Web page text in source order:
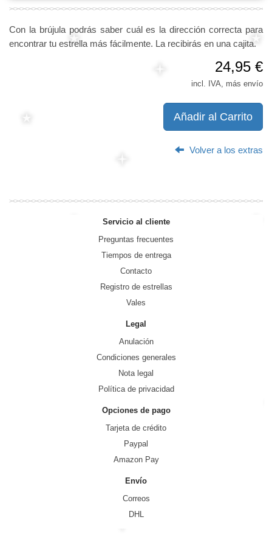
Con la brújula podrás saber cuál es la dirección correcta para
encontrar tu estrella más fácilmente. La recibirás en una cajita.
24,95 €
incl. IVA, más envío
Añadir al Carrito
Volver a los extras
Servicio al cliente
Preguntas frecuentes
Tiempos de entrega
Contacto
Registro de estrellas
Vales
Legal
Anulación
Condiciones generales
Nota legal
Política de privacidad
Opciones de pago
Tarjeta de crédito
Paypal
Amazon Pay
Envío
Correos
DHL